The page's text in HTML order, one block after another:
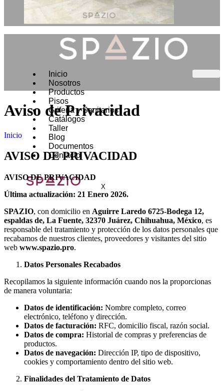
Inicio
Nosotros
Productos
Pisos
Grifería y Sanitarios
Catálogos
Taller
Blog
Documentos
Contacto
X
Aviso dePrivacidad
Inicio
AVISO DE PRIVACIDAD
AVISO DE PRIVACIDAD
Última actualización: 21 Enero 2026.
SPAZIO, con domicilio en Aguirre Laredo 6725-Bodega 12,
espaldas de, La Fuente, 32370 Juárez, Chihuahua, México, es
responsable del tratamiento y protección de los datos personales que
recabamos de nuestros clientes, proveedores y visitantes del sitio
web www.spazio.pro.
Datos Personales Recabados
Recopilamos la siguiente información cuando nos la proporcionas
de manera voluntaria:
Datos de identificación: Nombre completo, correo
electrónico, teléfono y dirección.
Datos de facturación: RFC, domicilio fiscal, razón social.
Datos de compra: Historial de compras y preferencias de
productos.
Datos de navegación: Dirección IP, tipo de dispositivo,
cookies y comportamiento dentro del sitio web.
Finalidades del Tratamiento de Datos